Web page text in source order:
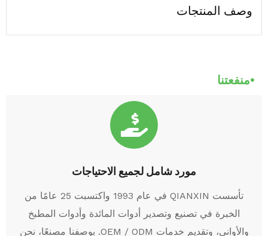
وصف المنتجات
منفعتنا
مورد شامل لجميع الاحتياجات
تأسست QIANXIN في عام 1993 واكتسبت 25 عامًا من
الخبرة في تصنيع وتصدير أدوات المائدة وأدوات المطبخ
والأواني، وتقديم خدمات OEM / ODM. بوصفنا مصنعًا، نحن